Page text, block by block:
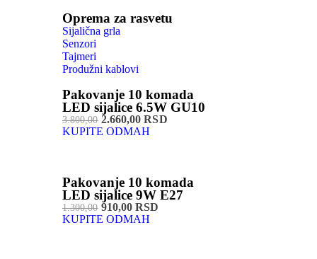
Oprema za rasvetu
Sijalična grla
Senzori
Tajmeri
Produžni kablovi
Pakovanje 10 komada
LED sijalice 6.5W GU10
3.800,002.660,00 RSD
KUPITE ODMAH
Pakovanje 10 komada
LED sijalice 9W E27
1.300,00910,00 RSD
KUPITE ODMAH